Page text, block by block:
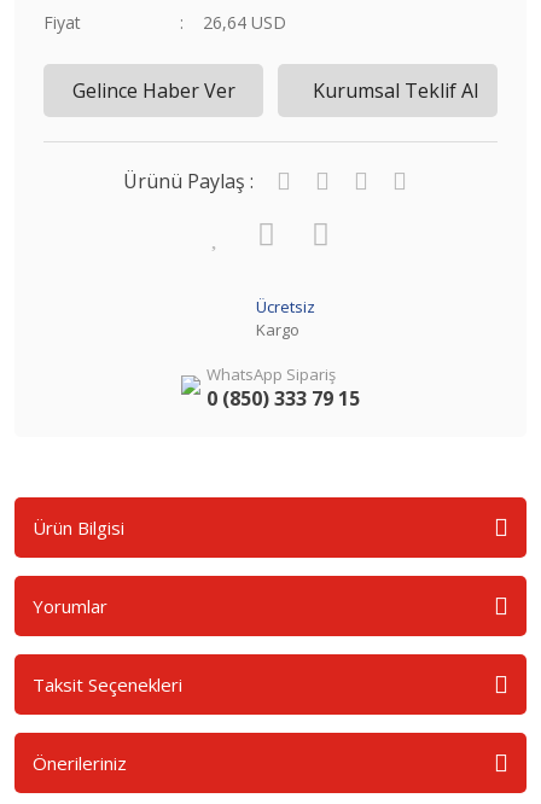
Fiyat
26,64 USD
Gelince Haber Ver Kurumsal Teklif Al
Ürünü Paylaş :
Ücretsiz
Kargo
WhatsApp Sipariş
0 (850) 333 79 15
Ürün Bilgisi
Yorumlar
Taksit Seçenekleri
Önerileriniz